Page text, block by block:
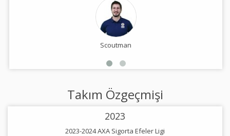
Scoutman
Takım Özgeçmişi
2023
2023-2024 AXA Sigorta Efeler Ligi